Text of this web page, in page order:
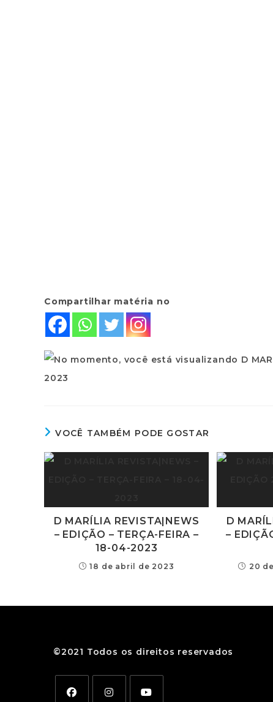
Compartilhar matéria no
VOCÊ TAMBÉM PODE GOSTAR
D MARÍLIA REVISTA|NEWS
– EDIÇÃO – TERÇA-FEIRA –
18-04-2023
18 de abril de 2023
D
–
20
©2021 Todos os direitos reservados